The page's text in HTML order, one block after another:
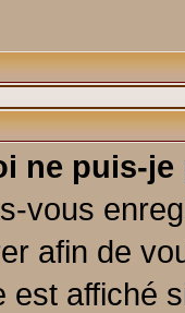
ne puis-
vous
afin de
est affiché